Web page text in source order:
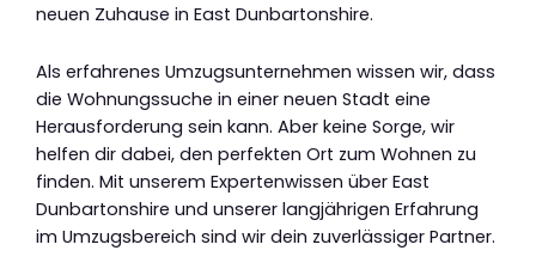
neuen Zuhause in East Dunbartonshire.
Als erfahrenes Umzugsunternehmen wissen wir, dass
die Wohnungssuche in einer neuen Stadt eine
Herausforderung sein kann. Aber keine Sorge, wir
helfen dir dabei, den perfekten Ort zum Wohnen zu
finden. Mit unserem Expertenwissen über East
Dunbartonshire und unserer langjährigen Erfahrung
im Umzugsbereich sind wir dein zuverlässiger Partner.